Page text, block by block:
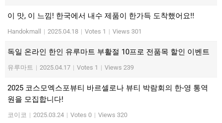
이 맛, 이 느낌! 한국에서 내수 제품이 한가득 도착했어요!!
Handokmall | 2025.04.18 | Votes 1 | Views 301
독일 온라인 한인 유루마트 부활절 10프로 전품목 할인 이벤트
유루마트 | 2025.04.17 | Votes 1 | Views 239
2025 코스모엑스포뷰티 바르셀로나 뷰티 박람회의 한-영 통역
원을 모집합니다!
코이코 | 2025.03.24 | Votes 0 | Views 320